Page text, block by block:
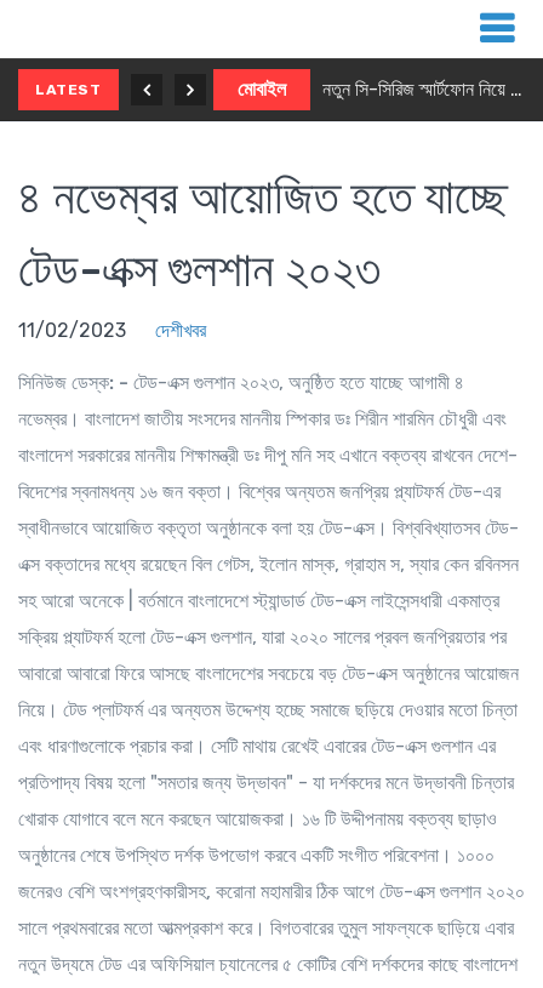
LATEST মোবাইল নতুন সি-সিরিজ স্মার্টফোন নিয়ে আসছে রিয়েলমি
৪ নভেম্বর আয়োজিত হতে যাচ্ছে
টেড-এক্স গুলশান ২০২৩
11/02/2023 দেশীখবর
সিনিউজ ডেস্ক: - টেড-এক্স গুলশান ২০২৩, অনুষ্ঠিত হতে যাচ্ছে আগামী ৪
নভেম্বর। বাংলাদেশ জাতীয় সংসদের মাননীয় স্পিকার ডঃ শিরীন শারমিন চৌধুরী এবং
বাংলাদেশ সরকারের মাননীয় শিক্ষামন্ত্রী ডঃ দীপু মনি সহ এখানে বক্তব্য রাখবেন দেশে-
বিদেশের স্বনামধন্য ১৬ জন বক্তা। বিশ্বের অন্যতম জনপ্রিয় প্ল্যাটফর্ম টেড-এর
স্বাধীনভাবে আয়োজিত বক্তৃতা অনুষ্ঠানকে বলা হয় টেড-এক্স। বিশ্ববিখ্যাতসব টেড-
এক্স বক্তাদের মধ্যে রয়েছেন বিল গেটস, ইলোন মাস্ক, গ্রাহাম স, স্যার কেন রবিনসন
সহ আরো অনেকে | বর্তমানে বাংলাদেশে স্ট্যান্ডার্ড টেড-এক্স লাইসেন্সধারী একমাত্র
সক্রিয় প্ল্যাটফর্ম হলো টেড-এক্স গুলশান, যারা ২০২০ সালের প্রবল জনপ্রিয়তার পর
আবারো আবারো ফিরে আসছে বাংলাদেশের সবচেয়ে বড় টেড-এক্স অনুষ্ঠানের আয়োজন
নিয়ে। টেড প্লাটফর্ম এর অন্যতম উদ্দেশ্য হচ্ছে সমাজে ছড়িয়ে দেওয়ার মতো চিন্তা
এবং ধারণাগুলোকে প্রচার করা। সেটি মাথায় রেখেই এবারের টেড-এক্স গুলশান এর
প্রতিপাদ্য বিষয় হলো "সমতার জন্য উদ্ভাবন" - যা দর্শকদের মনে উদ্ভাবনী চিন্তার
খোরাক যোগাবে বলে মনে করছেন আয়োজকরা। ১৬ টি উদ্দীপনাময় বক্তব্য ছাড়াও
অনুষ্ঠানের শেষে উপস্থিত দর্শক উপভোগ করবে একটি সংগীত পরিবেশনা। ১০০০
জনেরও বেশি অংশগ্রহণকারীসহ, করোনা মহামারীর ঠিক আগে টেড-এক্স গুলশান ২০২০
সালে প্রথমবারের মতো আত্মপ্রকাশ করে। বিগতবারের তুমুল সাফল্যকে ছাড়িয়ে এবার
নতুন উদ্যমে টেড এর অফিসিয়াল চ্যানেলের ৫ কোটির বেশি দর্শকদের কাছে বাংলাদেশ